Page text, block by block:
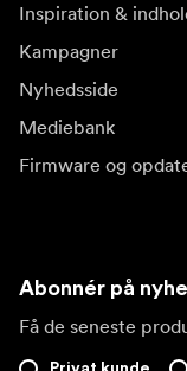
Inspiration &
Kampagner
Nyhedsside
Mediebank
Firmware og
Abonnér på
Få de seneste